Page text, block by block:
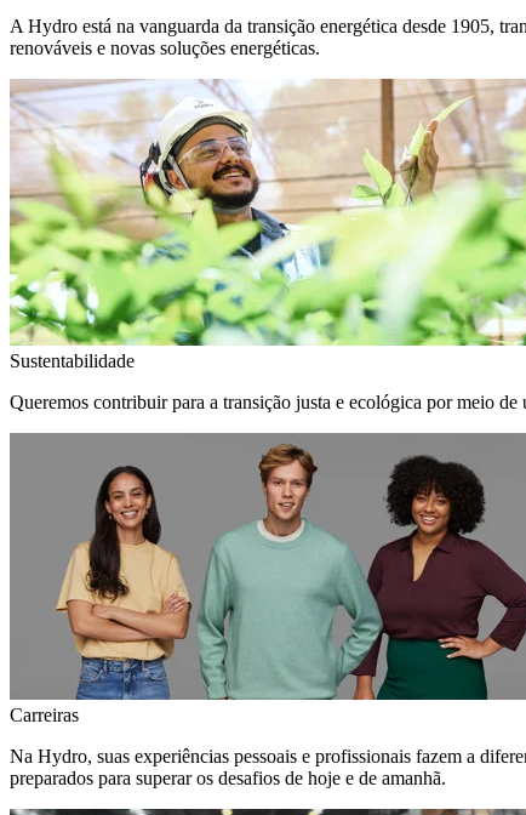
A Hydro está na vanguarda da transição energética desde 1905,
renováveis e novas soluções energéticas.
Sustentabilidade
Queremos contribuir para a transição justa e ecológica por meio
Carreiras
Na Hydro, suas experiências pessoais e profissionais fazem a
preparados para superar os desafios de hoje e de amanhã.